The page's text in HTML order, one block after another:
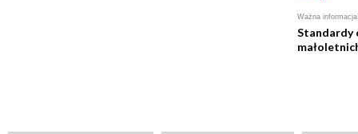
Ważna
Standardy